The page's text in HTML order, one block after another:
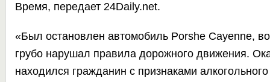
Время, передает24Daily.net.
«Был остановлен автомобиль Porshe Cayenne,
грубо нарушал правила дорожного движения.
находился гражданин с признаками